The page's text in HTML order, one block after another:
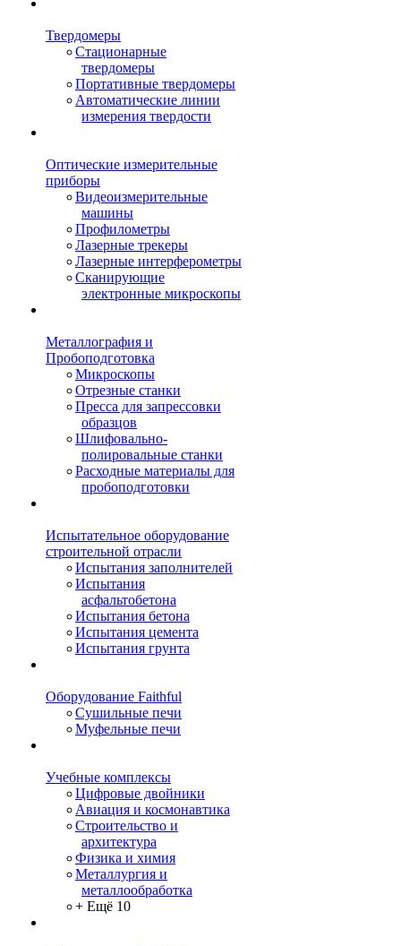
Твердомеры
Стационарные
твердомеры
Портативные твердомеры
Автоматические линии
измерения твердости
Оптические измерительные
приборы
Видеоизмерительные
машины
Профилометры
Лазерные трекеры
Лазерные интерферометры
Сканирующие
электронные микроскопы
Металлография и
Пробоподготовка
Микроскопы
Отрезные станки
Пресса для запрессовки
образцов
Шлифовально-
полировальные станки
Расходные материалы для
пробоподготовки
Испытательное оборудование
строительной отрасли
Испытания заполнителей
Испытания
асфальтобетона
Испытания бетона
Испытания цемента
Испытания грунта
Оборудование Faithful
Сушильные печи
Муфельные печи
Учебные комплексы
Цифровые двойники
Авиация и космонавтика
Строительство и
архитектура
Физика и химия
Металлургия и
металлообработка
+ Ещё 10